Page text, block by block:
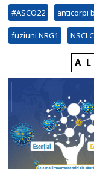
#ASCO22 anticorpi
fuziuni NRG1 NSCLC